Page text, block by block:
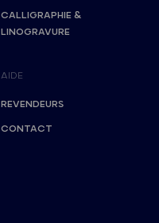
CALLIGRAPHIE &
LINOGRAVURE
AIDE
REVENDEURS
CONTACT